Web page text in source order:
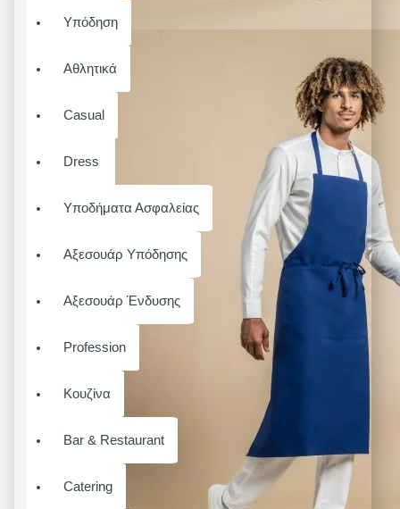
Υπόδηση
Αθλητικά
Casual
Dress
Υποδήματα Ασφαλείας
Αξεσουάρ Υπόδησης
Αξεσουάρ Ένδυσης
Profession
Κουζίνα
Bar & Restaurant
Catering